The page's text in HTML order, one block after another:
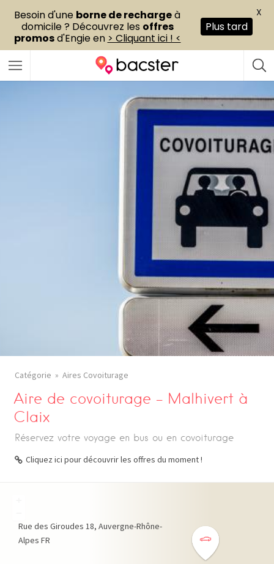
Catégorie Aires Covoiturage
Aire de covoiturage – Malhivert à
Claix
Réservez votre voyage en bus ou en covoiturage
Cliquez ici pour découvrir les offres du moment !
Rue des Giroudes 18 Auvergne-Rhône-
Alpes FR
Besoin d'une borne de rechargeà
domicile ? Découvrez les offres
promosd'Engie en > Cliquant ici ! <
Plus tard
X